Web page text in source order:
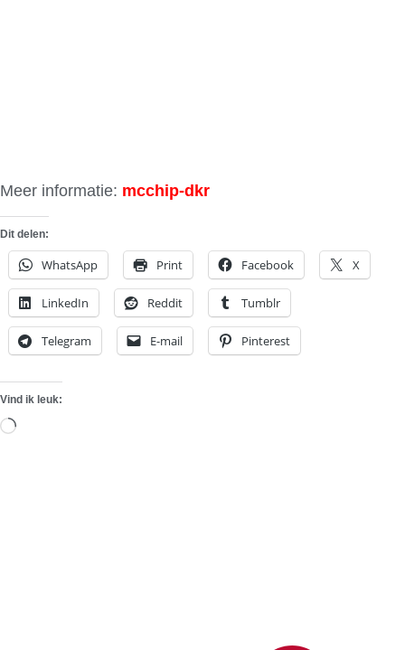
Meer informatie: mcchip-dkr
Dit delen:
WhatsApp Print Facebook X
LinkedIn Reddit Tumblr
Telegram E-mail Pinterest
Vind ik leuk:
Aan